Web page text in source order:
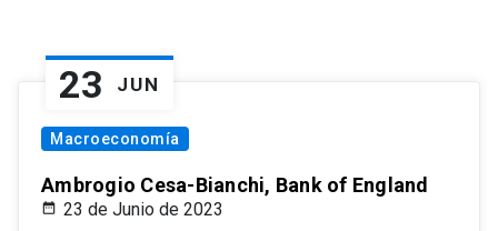
23 JUN
Macroeconomía
Ambrogio Cesa-Bianchi, Bank of England
23 de Junio de 2023